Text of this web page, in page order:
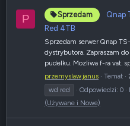
P Sprzedam
Qnap
Red 4TB
Sprzedam serwer Qnap
dystrybutora. Zapraszam
pudelku. Mozliwa f-ra vat.
przemyslaw.janus
Temat
wd red
Odpowiedzi: 0
(Używane i Nowe)